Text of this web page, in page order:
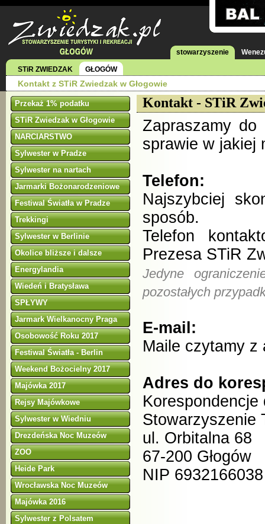
stowarzyszenie
STiR ZWIEDZAK GŁOGÓW
Kontakt z STiR Zwiedzak w Głogowie
Przekaż 1% podatku
STiR Zwiedzak w Głogowie
NARCIARSTWO
Sylwester w Pradze
Sylwester na nartach
Jarmarki Bożonarodzeniowe
Festiwal Światła w Pradze
Trekkingi
Sylwester w Berlinie
Okolice bliższe i dalsze
Energylandia
Wiedeń i Bratysława
SPŁYWY
Jarmark Wielkanocny Praga
Osobowość Roku 2017
Festiwal Światła - Berlin
Weekend Bożocielny 2017
Majówka 2017
Rejsy Majówkowe
Sylwester w Wiedniu
Drezdeńska Noc Muzeów
ZOO
Heide Park
Wrocławska Noc Muzeów
Majówka 2016
Sylwester z Polsatem
Kontakt - STiR
Zapraszamy
sprawie w jakiej
Telefon:
Najszybciej
sposób.
Telefon
Prezesa STiR
Jedyne
pozostałych
E-mail:
Maile czytamy z
Adres do
Stowarzyszenie
ul. Orbitalna 68
67-200 Głogów
NIP 6932166038